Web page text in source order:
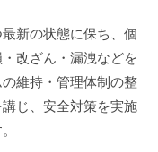
新の状態に保ち、個
改ざん・漏洩などを
維持・管理体制の整
じ、安全対策を実施